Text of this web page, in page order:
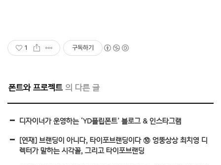
1 구독하기
폰트와 프로젝트
디자이너가 운영하는 ‘YD플립폰트’ 블로그 & 인스타그램
[연재] 브랜딩이 아니다, 타이포브랜딩이다 ⑩ 엉뚱상상 최치영 디
렉터가 말하는 시각꼴, 그리고 타이포브랜딩